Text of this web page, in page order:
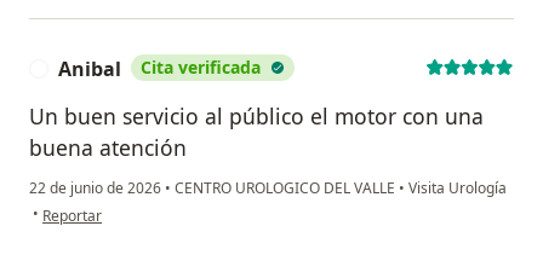
Anibal Cita verificada
Un buen servicio al público el motor con una
buena atención
22 de junio de 2026 • CENTRO UROLOGICO DEL VALLE • Visita Urología
• en opinión del usuario Anibal
Reportar